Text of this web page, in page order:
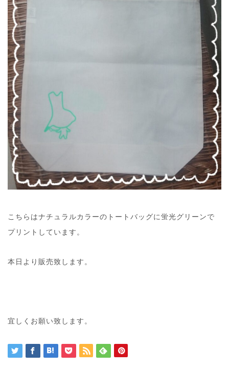
こちらはナチュラルカラーのトートバッグに蛍光グリーンで
プリントしています。
本日より販売致します。
宜しくお願い致します。